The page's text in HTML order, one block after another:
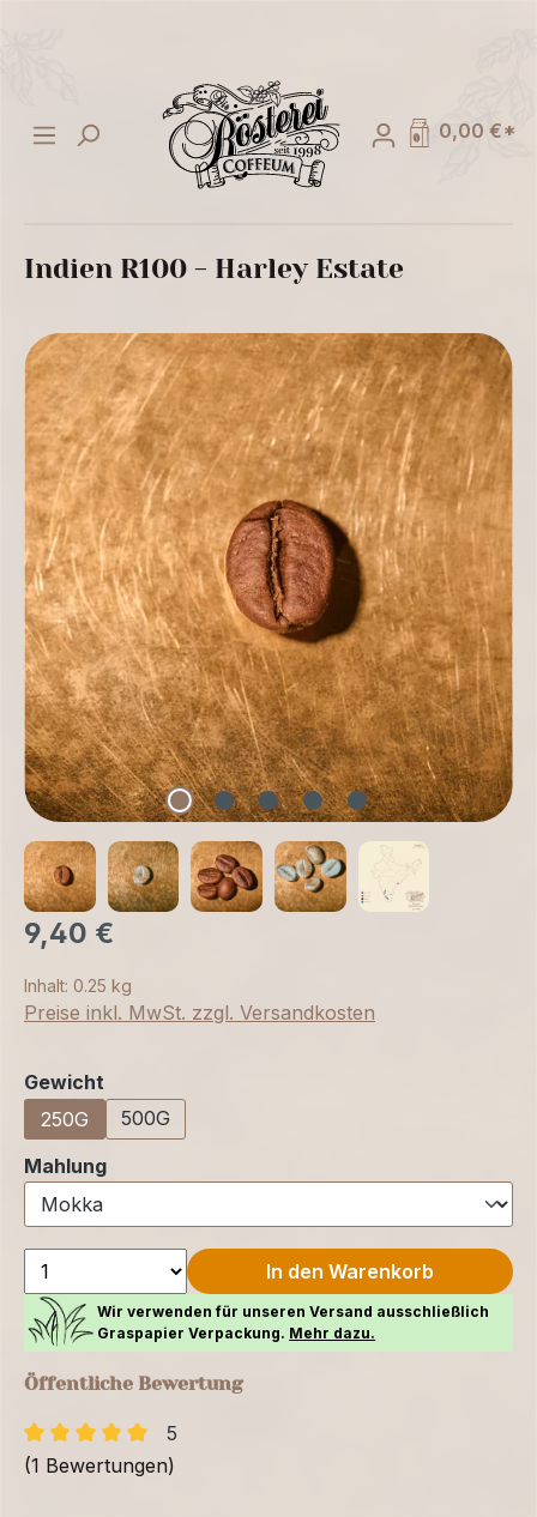
0,00 €*
Indien R100 - Harley Estate
9,40 €
Inhalt: 0.25 kg
Preise inkl. MwSt. zzgl. Versandkosten
Gewicht
250G
500G
Mahlungauswählen
In den Warenkorb
Wir verwenden für unseren Versand ausschließlich
Graspapier Verpackung. Mehr dazu.
Öffentliche Bewertung
5
(1 Bewertungen)